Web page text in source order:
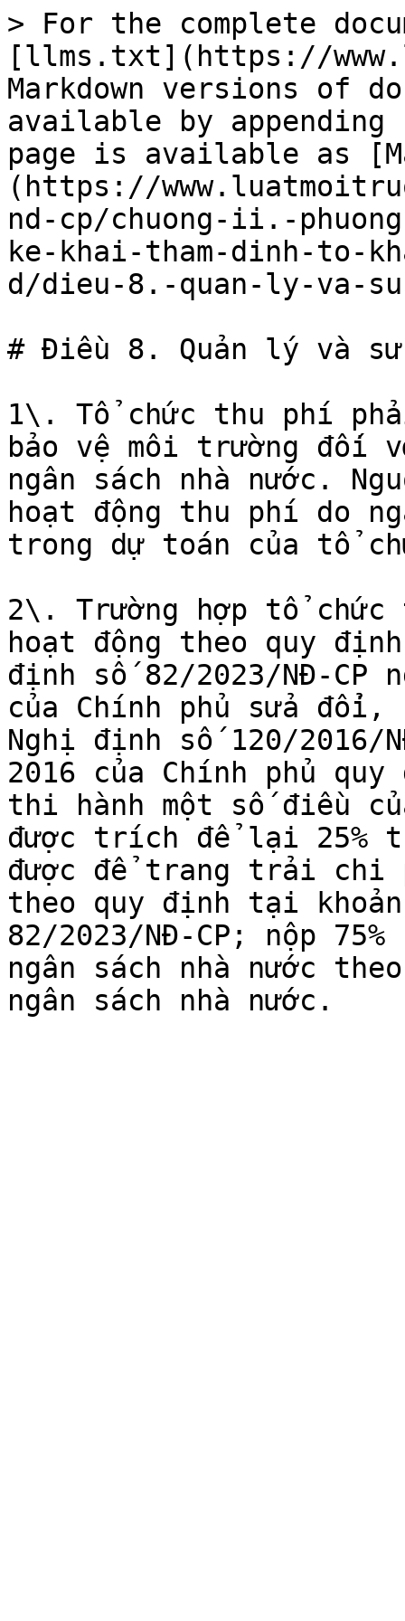
> For the complete
[llms.txt](https://
Markdown versions of
available by
page is available as
(https://
nd-cp/chuong-ii.-
ke-khai-tham-dinh-to-
d/dieu-8.-quan-ly-va-
# Điều 8. Quản lý và
1\. Tổ chức thu phí
bảo vệ môi trường đối
ngân sách nhà nước.
hoạt động thu phí do
trong dự toán của tổ
2\. Trường hợp tổ
hoạt động theo quy
định số 82/2023/NĐ-CP
của Chính phủ sửa đổi,
Nghị định số 120/2016/
2016 của Chính phủ
thi hành một số điều
được trích để lại 25%
được để trang trải chi
theo quy định tại
82/2023/NĐ-CP; nộp
ngân sách nhà nước